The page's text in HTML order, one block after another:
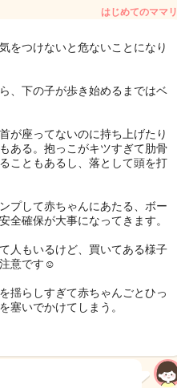
はじめてのママリ
をつけないと危ないことになり
、下の子が歩き始めるまではベ
が座ってないのに持ち上げたり
ある。抱っこがキツすぎて肋骨
こともあるし、落として頭を打
プして赤ちゃんにあたる、ボー
全確保が大事になってきます。
人もいるけど、買いてある様子
意です☺️
揺らしすぎて赤ちゃんごとひっ
塞いでかけてしまう。